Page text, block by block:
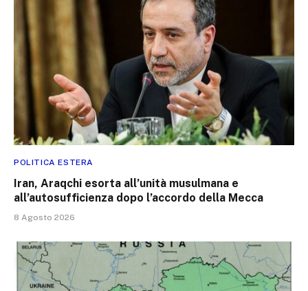
POLITICA ESTERA
Iran, Araqchi esorta all’unità musulmana e
all’autosufficienza dopo l’accordo della Mecca
8 Agosto 2026